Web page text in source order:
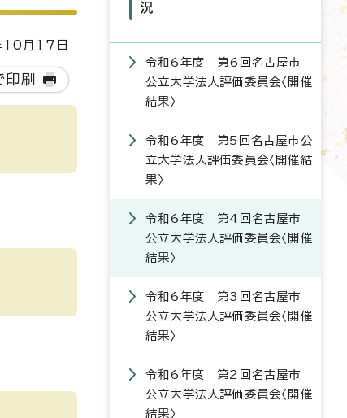
月17日
印刷
況
令和6年度 第6回名古屋市
公立大学法人評価委員会〈開催
結果〉
令和6年度 第5回名古屋市公
立大学法人評価委員会〈開催結
果〉
令和6年度 第4回名古屋市
公立大学法人評価委員会〈開催
結果〉
令和6年度 第3回名古屋市
公立大学法人評価委員会〈開催
結果〉
令和6年度 第2回名古屋市
公立大学法人評価委員会〈開催
結果〉